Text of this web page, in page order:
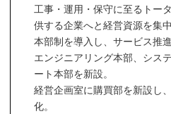
工事・運用・保守に至るトー
供する企業へと経営資源を集
本部制を導入し、サービス推
エンジニアリング本部、シス
ート本部を新設。
経営企画室に購買部を新設し
化。